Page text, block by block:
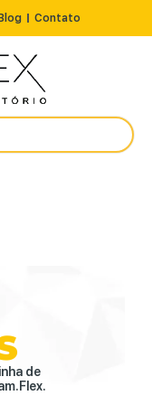
Blog Contato
de